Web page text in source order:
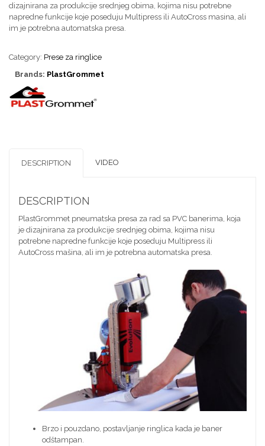
dizajnirana za produkcije srednjeg obima, kojima nisu potrebne
napredne funkcije koje poseduju Multipress ili AutoCross masina, ali
im je potrebna automatska presa.
Category: Prese za ringlice
Brands: PlastGrommet
DESCRIPTION VIDEO
DESCRIPTION
PlastGrommet pneumatska presa za rad sa PVC banerima, koja
je dizajnirana za produkcije srednjeg obima, kojima nisu
potrebne napredne funkcije koje poseduju Multipress ili
AutoCross mašina, ali im je potrebna automatska presa.
Brzo i pouzdano, postavljanje ringlica kada je baner
odštampan.